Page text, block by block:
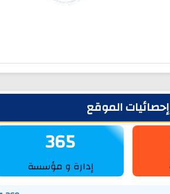
إحصائيات الموقع
365
إدارة و مؤسسة